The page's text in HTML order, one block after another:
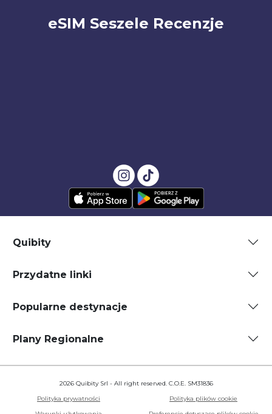
eSIM Seszele Recenzje
Quibity
Przydatne linki
Popularne destynacje
Plany Regionalne
2026 Quibity Srl - All right reserved. C.O.E. SM31836
Polityka prywatności
Polityka plików cookie